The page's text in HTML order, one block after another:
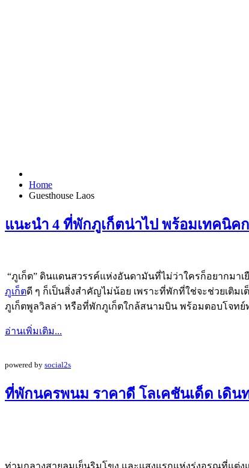
Home
Guesthouse Laos
แนะนำ 4 ที่พักภูเก็ตน่าไป พร้อมเทคนิค
“ภูเก็ต” ดินแดนสวรรค์แห่งอันดามันที่ไม่ว่าใครก็อยากมา
ภูเก็ตดี ๆ ก็เป็นสิ่งสำคัญไม่น้อย เพราะที่พักที่ใช่จะช่วยเติ
ภูเก็ตพูลวิลล่า หรือที่พักภูเก็ตใกล้สนามบิน พร้อมตอบโจท
อ่านเพิ่มเติม...
powered by social2s
ที่พักนครพนม ราคาดี โลเคชันเด็ด เดิน